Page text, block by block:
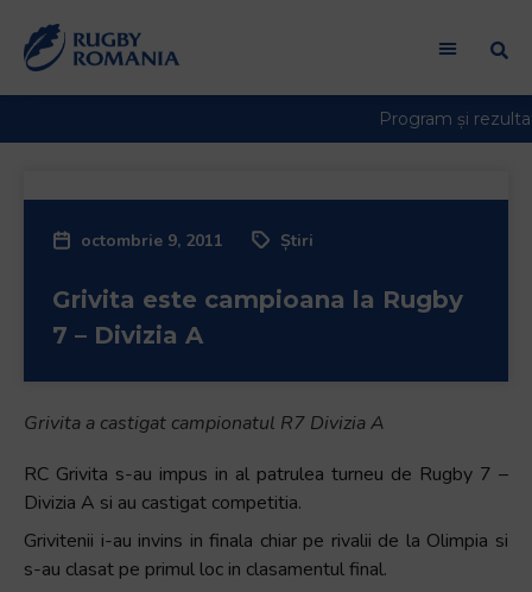
octombrie 9, 2011 Știri
Grivita este campioana la Rugby
7 – Divizia A
Grivita a castigat campionatul R7 Divizia A
RC Grivita s-au impus in al patrulea turneu de Rugby 7 –
Divizia A si au castigat competitia.
Grivitenii i-au invins in finala chiar pe rivalii de la Olimpia si
s-au clasat pe primul loc in clasamentul final.